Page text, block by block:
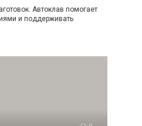
Автоклав помогает
и поддерживать